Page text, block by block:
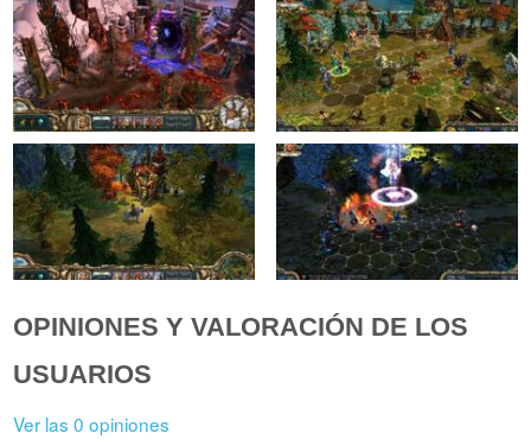
OPINIONES Y VALORACIÓN DE LOS
USUARIOS
Ver las 0 opiniones